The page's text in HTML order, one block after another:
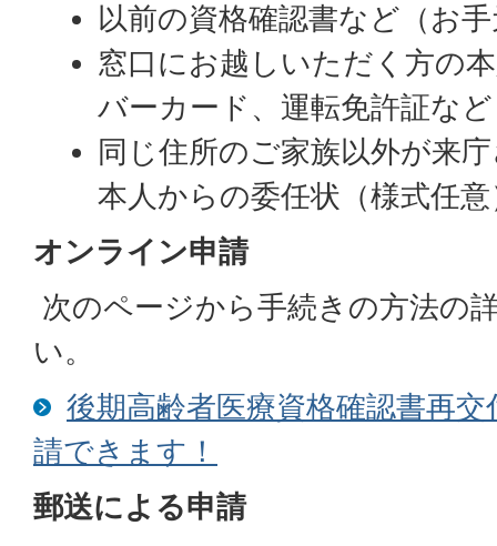
以前の資格確認書など（お
窓口にお越しいただく方の
バーカード、運転免許証な
同じ住所のご家族以外が来
本人からの委任状（様式任
オンライン申請
次のページから手続きの方法の
い。
後期高齢者医療資格確認書再
請できます！
郵送による申請